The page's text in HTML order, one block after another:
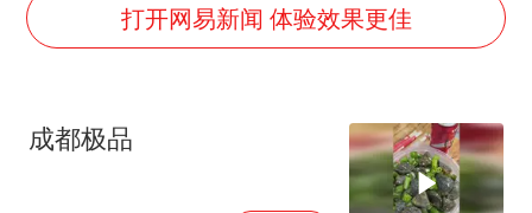
香港宏福苑火灾或由烟头引起
浙江台州《告全体市民书》
《给阿嬷的情书》售后来了
打开网易新闻 体验效果更佳
成都极品